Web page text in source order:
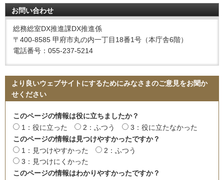
お問い合わせ
総務総室DX推進課DX推進係
〒400-8585 甲府市丸の内一丁目18番1号（本庁舎6階）
電話番号：055-237-5214
より良いウェブサイトにするためにみなさまのご意見をお聞か
せください
このページの情報は役に立ちましたか？
1：役に立った
2：ふつう
3：役に立たなかった
このページの情報は見つけやすかったですか？
1：見つけやすかった
2：ふつう
3：見つけにくかった
このページの情報はわかりやすかったですか？